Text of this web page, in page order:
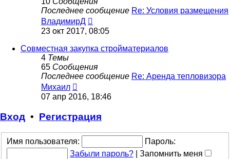
Последнее сообщение Re: Условия размещения
ВладимирД
к
сообщению
23 окт 2017, 08:05
Совместная закупка стройматериалов
4 Темы
65 Сообщения
Последнее сообщение Re: Аренда тепловизора
Михаил
к
последнему
07 апр 2016, 18:46
Вход • Регистрация
Имя пользователя:
Пароль:
Забыли пароль?
Запомнить меня